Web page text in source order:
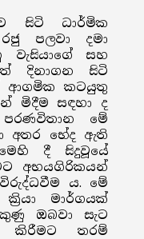
සිටි ධාර්මික
පලවා දමා
සහ
දිනාගන සිටි
ආගමික කටයුතු
මිදීම සඳහා ද
පරණවිතාන මේ
අතර භේද ඇති
දී සිදුවූයේ
අභයගිරිකයන්
ය. මේ
මාර්ගයක්
ඔබවා සැට
කිරීමට තරම්